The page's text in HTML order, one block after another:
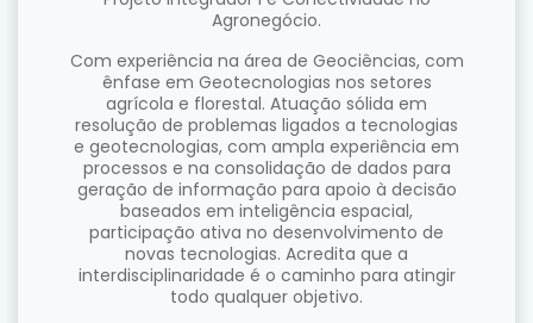
Agronegócio.
Com experiência na área de Geociências, com
ênfase em Geotecnologias nos setores
agrícola e florestal. Atuação sólida em
resolução de problemas ligados a tecnologias
e geotecnologias, com ampla experiência em
processos e na consolidação de dados para
geração de informação para apoio à decisão
baseados em inteligência espacial,
participação ativa no desenvolvimento de
novas tecnologias. Acredita que a
interdisciplinaridade é o caminho para atingir
todo qualquer objetivo.